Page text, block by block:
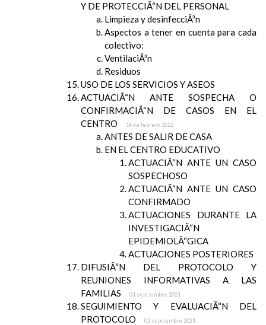
Y DE PROTECCIÃ“N DEL PERSONAL
Limpieza y desinfecciÃ³n
Aspectos a tener en cuenta para cada
colectivo:
VentilaciÃ³n
Residuos
USO DE LOS SERVICIOS Y ASEOS
ACTUACIÃ“N ANTE SOSPECHA O
CONFIRMACIÃ“N DE CASOS EN EL
CENTRO
14 de febrero 2022
ANTES DE SALIR DE CASA
EN EL CENTRO EDUCATIVO
ACTUACIÃ“N ANTE UN CASO
SOSPECHOSO
ACTUACIÃ“N ANTE UN CASO
CONFIRMADO
ACTUACIONES DURANTE LA
INVESTIGACIÃ“N
EPIDEMIOLÃ“GICA
ACTUACIONES POSTERIORES
DIFUSIÃ“N DEL PROTOCOLO Y
REUNIONES INFORMATIVAS A LAS
FAMILIAS
01 septiembre 2021
SEGUIMIENTO Y EVALUACIÃ“N DEL
PROTOCOLO
02 septiembre 2021